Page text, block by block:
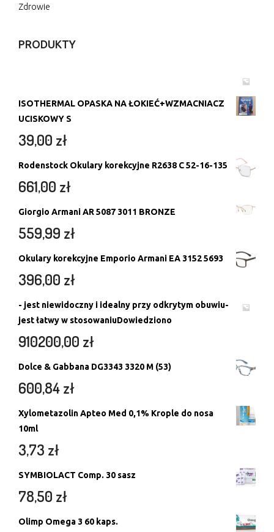
Zdrowie
PRODUKTY
ISOTHERMAL OPASKA NA ŁOKIEĆ+WZMACNIACZ
UCISKOWY S
39,00 zł
Rodenstock Okulary korekcyjne R2638 C 52-16-135
661,00 zł
Giorgio Armani AR 5087 3011 BRONZE
559,99 zł
Okulary korekcyjne Emporio Armani EA 3152 5693
396,00 zł
- jest niewidoczny i idealny przy odkrytym obuwiu-
jest łatwy w stosowaniuDowiedziono
910200,00 zł
Dolce & Gabbana DG3343 3320 M (53)
600,84zł
Xylometazolin Apteo Med 0,1% Krople do nosa
10ml
3,73 zł
SYMBIOLACT Comp. 30 sasz
78,50 zł
Olimp Omega 3 60 kaps.